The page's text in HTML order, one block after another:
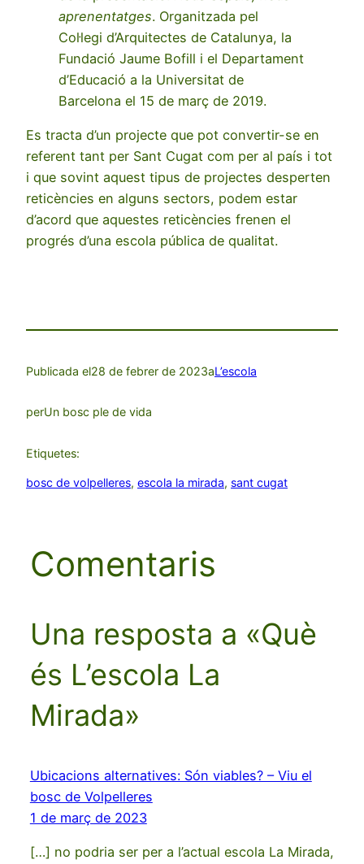
aprenentatges. Organitzada pel
Col·legi d’Arquitectes de Catalunya, la
Fundació Jaume Bofill i el Departament
d’Educació a la Universitat de
Barcelona el 15 de març de 2019.
Es tracta d’un projecte que pot convertir-se en
referent tant per Sant Cugat com per al país i tot
i que sovint aquest tipus de projectes desperten
reticències en alguns sectors, podem estar
d’acord que aquestes reticències frenen el
progrés d’una escola pública de qualitat.
Publicada el28 de febrer de 2023aL’escola
perUn bosc ple de vida
Etiquetes:
bosc de volpelleres, escola la mirada, sant cugat
Comentaris
Una resposta a «Què
és L’escola La
Mirada»
Ubicacions alternatives: Són viables? – Viu el
bosc de Volpelleres
1 de març de 2023
[…] no podria ser per a l’actual escola La Mirada,